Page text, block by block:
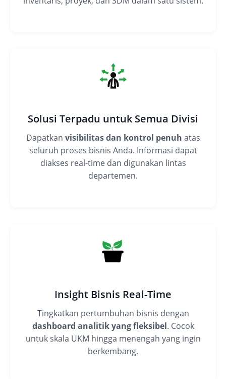
Solusi Terpadu untuk Semua Divisi
Dapatkan visibilitas dan kontrol penuh atas
seluruh proses bisnis Anda. Informasi dapat
diakses real-time dan digunakan lintas
departemen.
Insight Bisnis Real-Time
Tingkatkan pertumbuhan bisnis dengan
dashboard analitik yang fleksibel. Cocok
untuk skala UKM hingga menengah yang ingin
berkembang.